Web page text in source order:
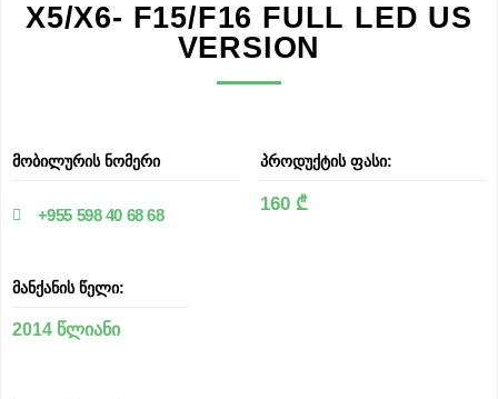
X5/X6- F15/F16 FULL LED US
VERSION
მობილურის ნომერი
+955 598 40 68 68
პროდუქტის ფასი:
160 ₾
მანქანის წელი:
2014 წლიანი